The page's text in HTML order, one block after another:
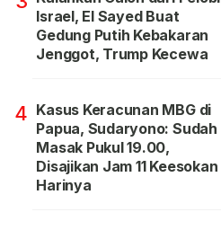
Israel, El Sayed Buat
Gedung Putih Kebakaran
Jenggot, Trump Kecewa
4 Kasus Keracunan MBG di
Papua, Sudaryono: Sudah
Masak Pukul 19.00,
Disajikan Jam 11 Keesokan
Harinya